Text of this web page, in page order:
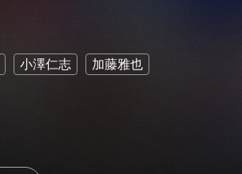
小澤仁志 加藤雅也